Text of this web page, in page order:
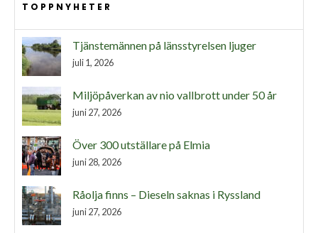
TOPPNYHETER
Tjänstemännen på länsstyrelsen ljuger
juli 1, 2026
Miljöpåverkan av nio vallbrott under 50 år
juni 27, 2026
Över 300 utställare på Elmia
juni 28, 2026
Råolja finns – Dieseln saknas i Ryssland
juni 27, 2026